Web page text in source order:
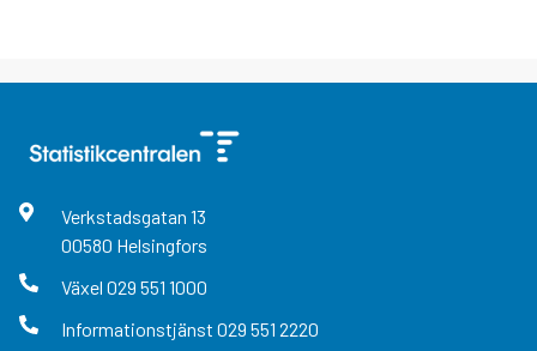
Verkstadsgatan 13
00580 Helsingfors
Växel 029 551 1000
Informationstjänst 029 551 2220